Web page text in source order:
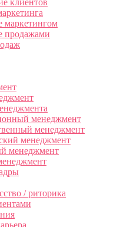
клиентов
маркетингом
продажами
менеджмент
менеджмент
менеджмент
менеджмент
/ риторика